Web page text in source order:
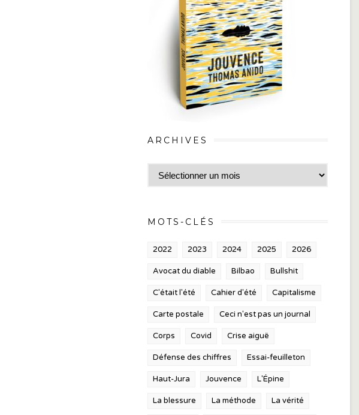
ARCHIVES
Archives
MOTS-CLÉS
2022 2023 2024 2025 2026
Avocat du diable Bilbao Bullshit
C'était l'été Cahier d'été Capitalisme
Carte postale Ceci n'est pas un journal
Corps Covid Crise aiguë
Défense des chiffres Essai-feuilleton
Haut-Jura Jouvence L'Épine
La blessure La méthode La vérité